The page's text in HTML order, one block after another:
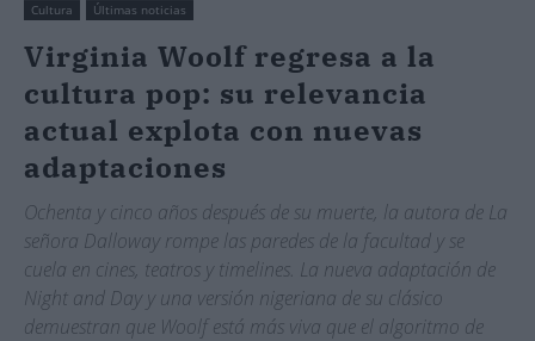
Cultura Últimas noticias
Virginia Woolf regresa a la
cultura pop: su relevancia
actual explota con nuevas
adaptaciones
Ochenta y cinco años después de su muerte, la autora de La
señora Dalloway rompe las paredes de la facultad y se
cuela en cines, teatros y timelines. La nueva adaptación de
Night and Day y una versión nigeriana de su clásico
demuestran que Woolf está más viva que el algoritmo de